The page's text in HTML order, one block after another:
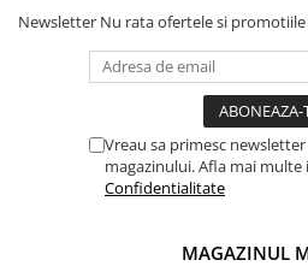
Newsletter Nu rata ofertele si
Vreau sa primesc
magazinului. Afla mai multe
Confidentialitate
MAGAZINUL